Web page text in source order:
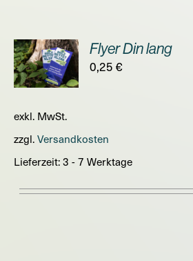
Flyer Din lang
0,25€
exkl. MwSt.
zzgl.Versandkosten
Lieferzeit:3 - 7 Werktage